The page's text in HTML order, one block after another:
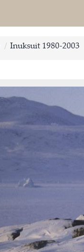
Inuksuit 1980-2003